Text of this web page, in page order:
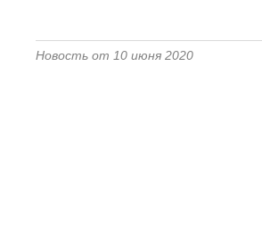
Новость от 10 июня 2020